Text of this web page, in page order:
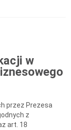
w
przez Prezesa
z
art. 18